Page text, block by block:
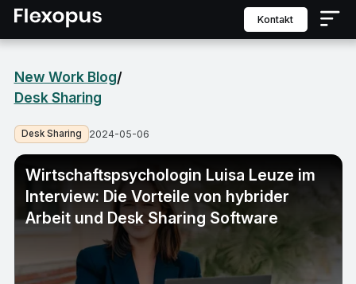
Kontakt
New Work Blog/
Desk Sharing
Desk Sharing 2024-05-06
Wirtschaftspsychologin Luisa Leuze im
Interview: Die Vorteile von hybrider
Arbeit und Desk Sharing Software